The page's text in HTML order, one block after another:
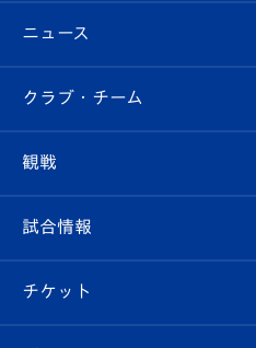
ニュース
すべて
クラブ
試合情報
クラブ・チーム
クラブ概要
エンブレム紹介
観戦
観戦ルール
はじめての観戦ガイド
試合情報
試合日程/結果
チケット